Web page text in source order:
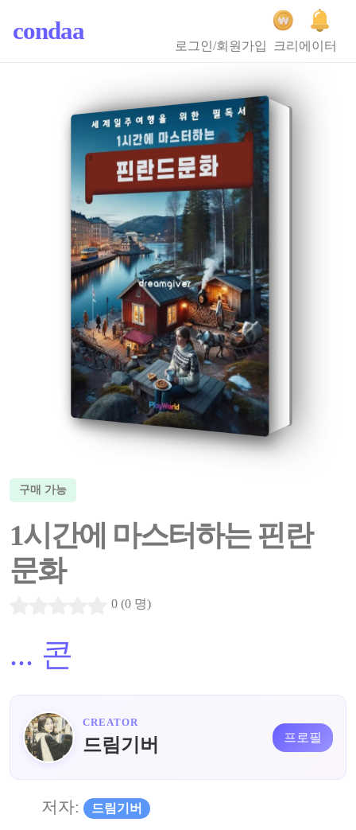
condaa
로그인/회원가입 크리에이터
구매 가능
1시간에 마스터하는 핀란
문화
0 (0 명)
... 콘
CREATOR
드림기버 프로필
저자: 드림기버